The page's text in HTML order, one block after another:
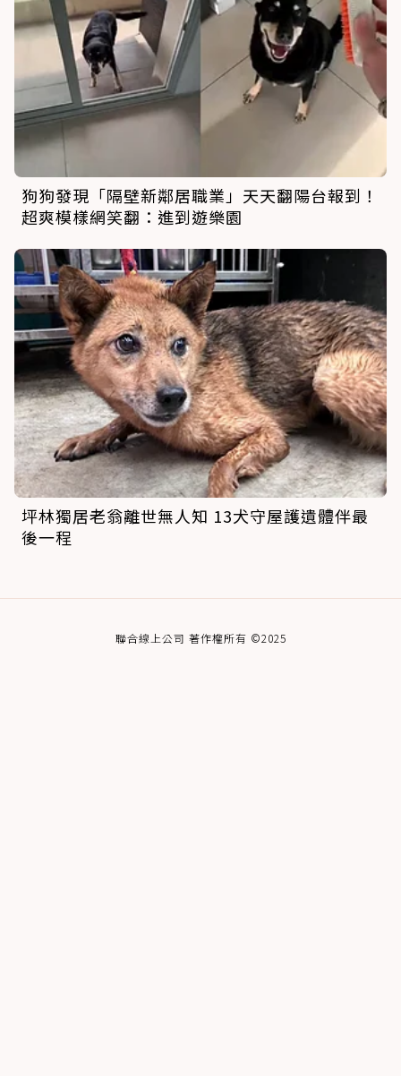
狗狗發現「隔壁新鄰居職業」天天翻陽台報到！
超爽模樣網笑翻：進到遊樂園
坪林獨居老翁離世無人知 13犬守屋護遺體伴最
後一程
聯合線上公司 著作權所有 ©2025